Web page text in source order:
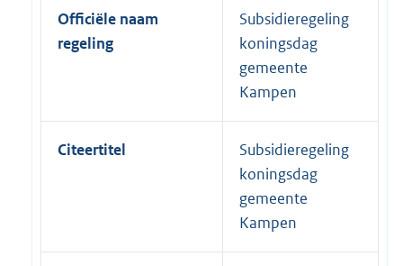
Officiële naam
regeling
Subsidieregeling
koningsdag
gemeente
Kampen
Citeertitel
Subsidieregeling
koningsdag
gemeente
Kampen